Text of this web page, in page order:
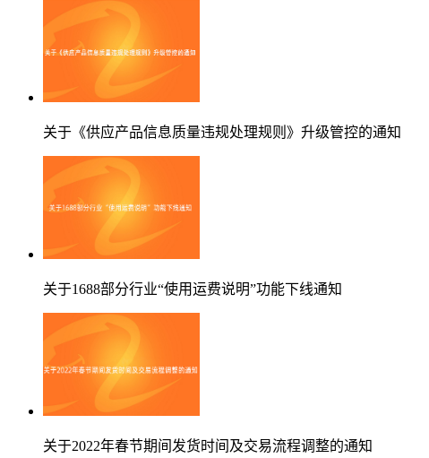
关于《供应产品信息质量违规处理规则》升级管控的通知
关于1688部分行业“使用运费说明”功能下线通知
关于2022年春节期间发货时间及交易流程调整的通知